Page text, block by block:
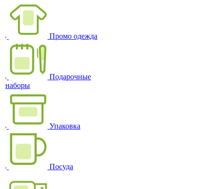
Промо одежда
Подарочные
наборы
Упаковка
Посуда